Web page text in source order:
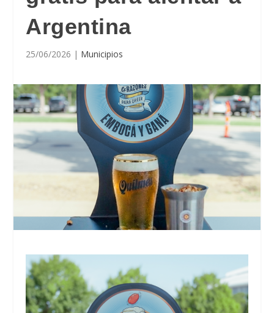
Argentina
25/06/2026 | Municipios